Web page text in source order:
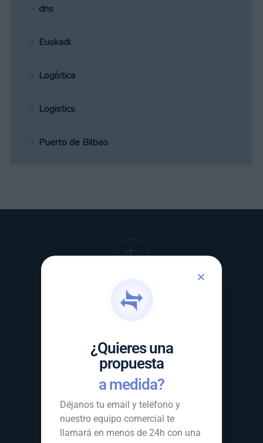
dns
Euskadi
Logística
Logistics
Puerto de Bilbao
Entregas puntuales garantizadas
Seguimiento en tiempo real
¿Quieres una
propuesta
a medida?
Déjanos tu email y teléfono y
nuestro equipo comercial te
llamará en menos de 24h con una